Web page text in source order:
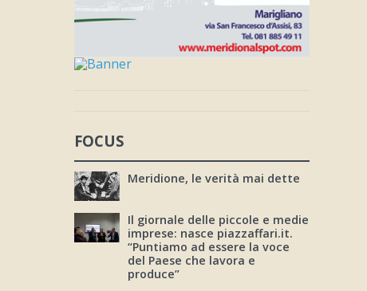
FOCUS
Meridione, le verità mai dette
Il giornale delle piccole e medie
imprese: nasce piazzaffari.it.
“Puntiamo ad essere la voce
del Paese che lavora e
produce”